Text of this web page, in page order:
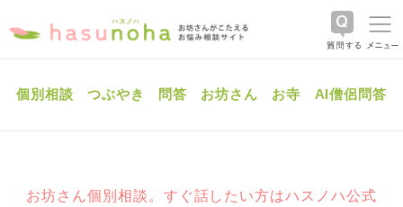
個別相談 つぶやき 問答 お坊さん お寺 AI僧侶問答
お坊さん個別相談。すぐ話したい方はハスノハ公式